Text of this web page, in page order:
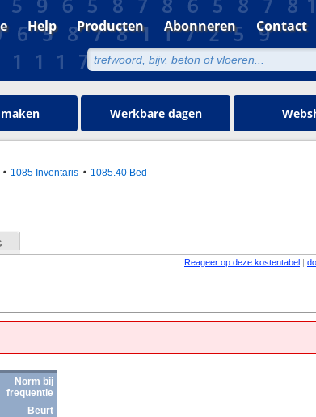
Help Producten Abonneren Contact
maken Werkbare dagen
1085 Inventaris 1085.40 Bed
Reageer op deze kostentabel |
Norm bij
frequentie
Beurt